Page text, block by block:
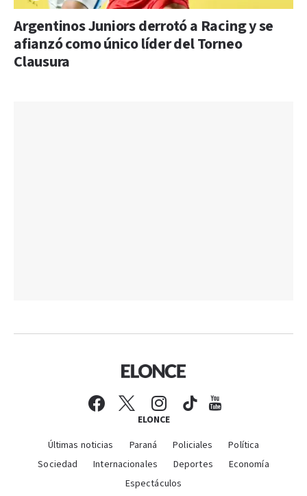
Argentinos Juniors derrotó a Racing y se
afianzó como único líder del Torneo
Clausura
ELONCE
Últimas noticias Paraná Policiales
Política
Sociedad
Internacionales Deportes
Economía
Espectáculos